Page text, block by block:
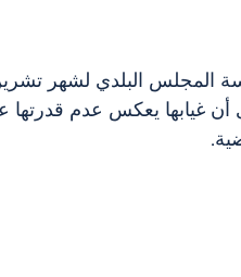
المجلس البلدي لشهر
أن غيابها يعكس عدم